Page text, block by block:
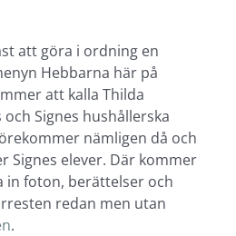
att göra i ordning en
Hebbarna här på
att kalla Thilda
och Signes hushållerska
nämligen då och
Signes elever. Där kommer
in foton, berättelser och
redan men utan
.